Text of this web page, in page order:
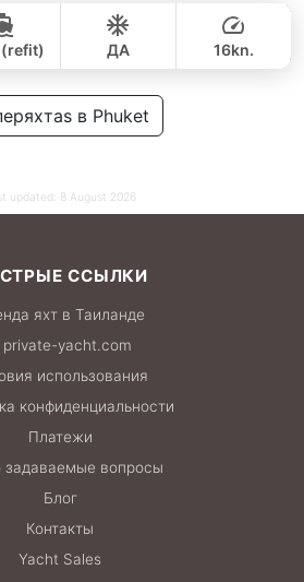
167,100 THB
78FT
ДА 16kn.
в Phuket
updated: 8 August 2026
ССЫЛКИ
яхт в Таиланде
yacht.com
использования
конфиденциальности
Платежи
задаваемые вопросы
Блог
Контакты
Yacht Sales